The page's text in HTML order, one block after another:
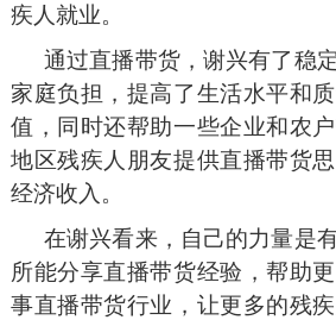
疾人就业。
通过直播带货，谢兴有了稳
家庭负担，提高了生活水平和
值，同时还帮助一些企业和农
地区残疾人朋友提供直播带货
经济收入。
在谢兴看来，自己的力量是
所能分享直播带货经验，帮助
事直播带货行业，让更多的残